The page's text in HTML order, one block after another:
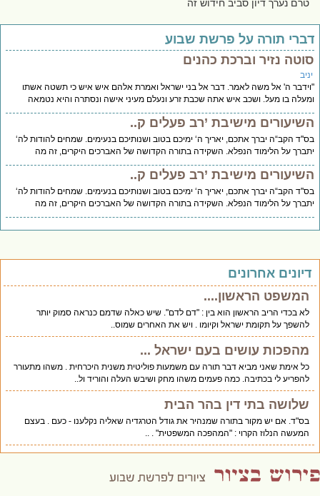
טרם נערך דיון סביב חידוש זה
תורה על פרשת שבוע
נזיר וברכת כהנים
ה' אל משה לאמר. דבר אל בני ישראל ואמרת אלהם איש איש כי תשטה אשתו
בו מעל. ושכב איש אתה שכבת זרע ונעלם מעיני אישה ונסתרה והיא נטמאה
מישיבת ’רב פעלים ק..
הקב“ה יברך אתכם, יאריך ה‘ ימיכם בטוב ושנותיכם בנעימים. שמחים להודות לה‘
על הלימוד הנפלא. השקידה בתורה הקדושה של האברכים היקרים, זה מה
מישיבת ’רב פעלים ק..
הקב“ה יברך אתכם, יאריך ה‘ ימיכם בטוב ושנותיכם בנעימים. שמחים להודות לה‘
על הלימוד הנפלא. השקידה בתורה הקדושה של האברכים היקרים, זה מה
אחרונים
המשפט הראשון....
לא בכדי הריב הראשון הוא בין : "דם לדם". שיש כאלה שדמם כנראה סמוק יותר
להשפך על תקומת ישראל וקיומו . ויש את האחרים שמוס..
מהפכות עושים בעם ישראל ...
כל אימת שאני מביא דבר תורה עם משמעות פוליטית משנית היכרחית . משהו מתעורר
להפריע לי בכתיבה. כמה פעמים משהו מחק ושיבש העלה והוריד ול..
שלושה בתי דין בהר הבית
בס"ד. אם יש מקור בתורה שמנהיר את גודל הטרגדיה שאליה נקלענו - כעם . בעצם
המעשה הנלוז הקרוי : "המהפכה המשפטית" . ..